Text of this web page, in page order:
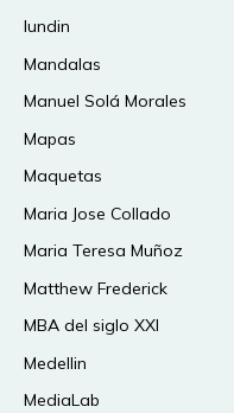
lundin
Mandalas
Manuel Solá Morales
Mapas
Maquetas
Maria Jose Collado
Maria Teresa Muñoz
Matthew Frederick
MBA del siglo XXI
Medellin
MediaLab